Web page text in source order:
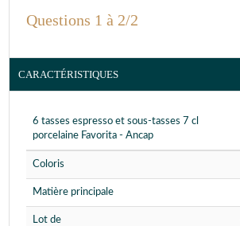
Questions 1 à 2/2
CARACTÉRISTIQUES
6 tasses espresso et sous-tasses 7 cl
porcelaine Favorita - Ancap
Coloris
Matière principale
Lot de